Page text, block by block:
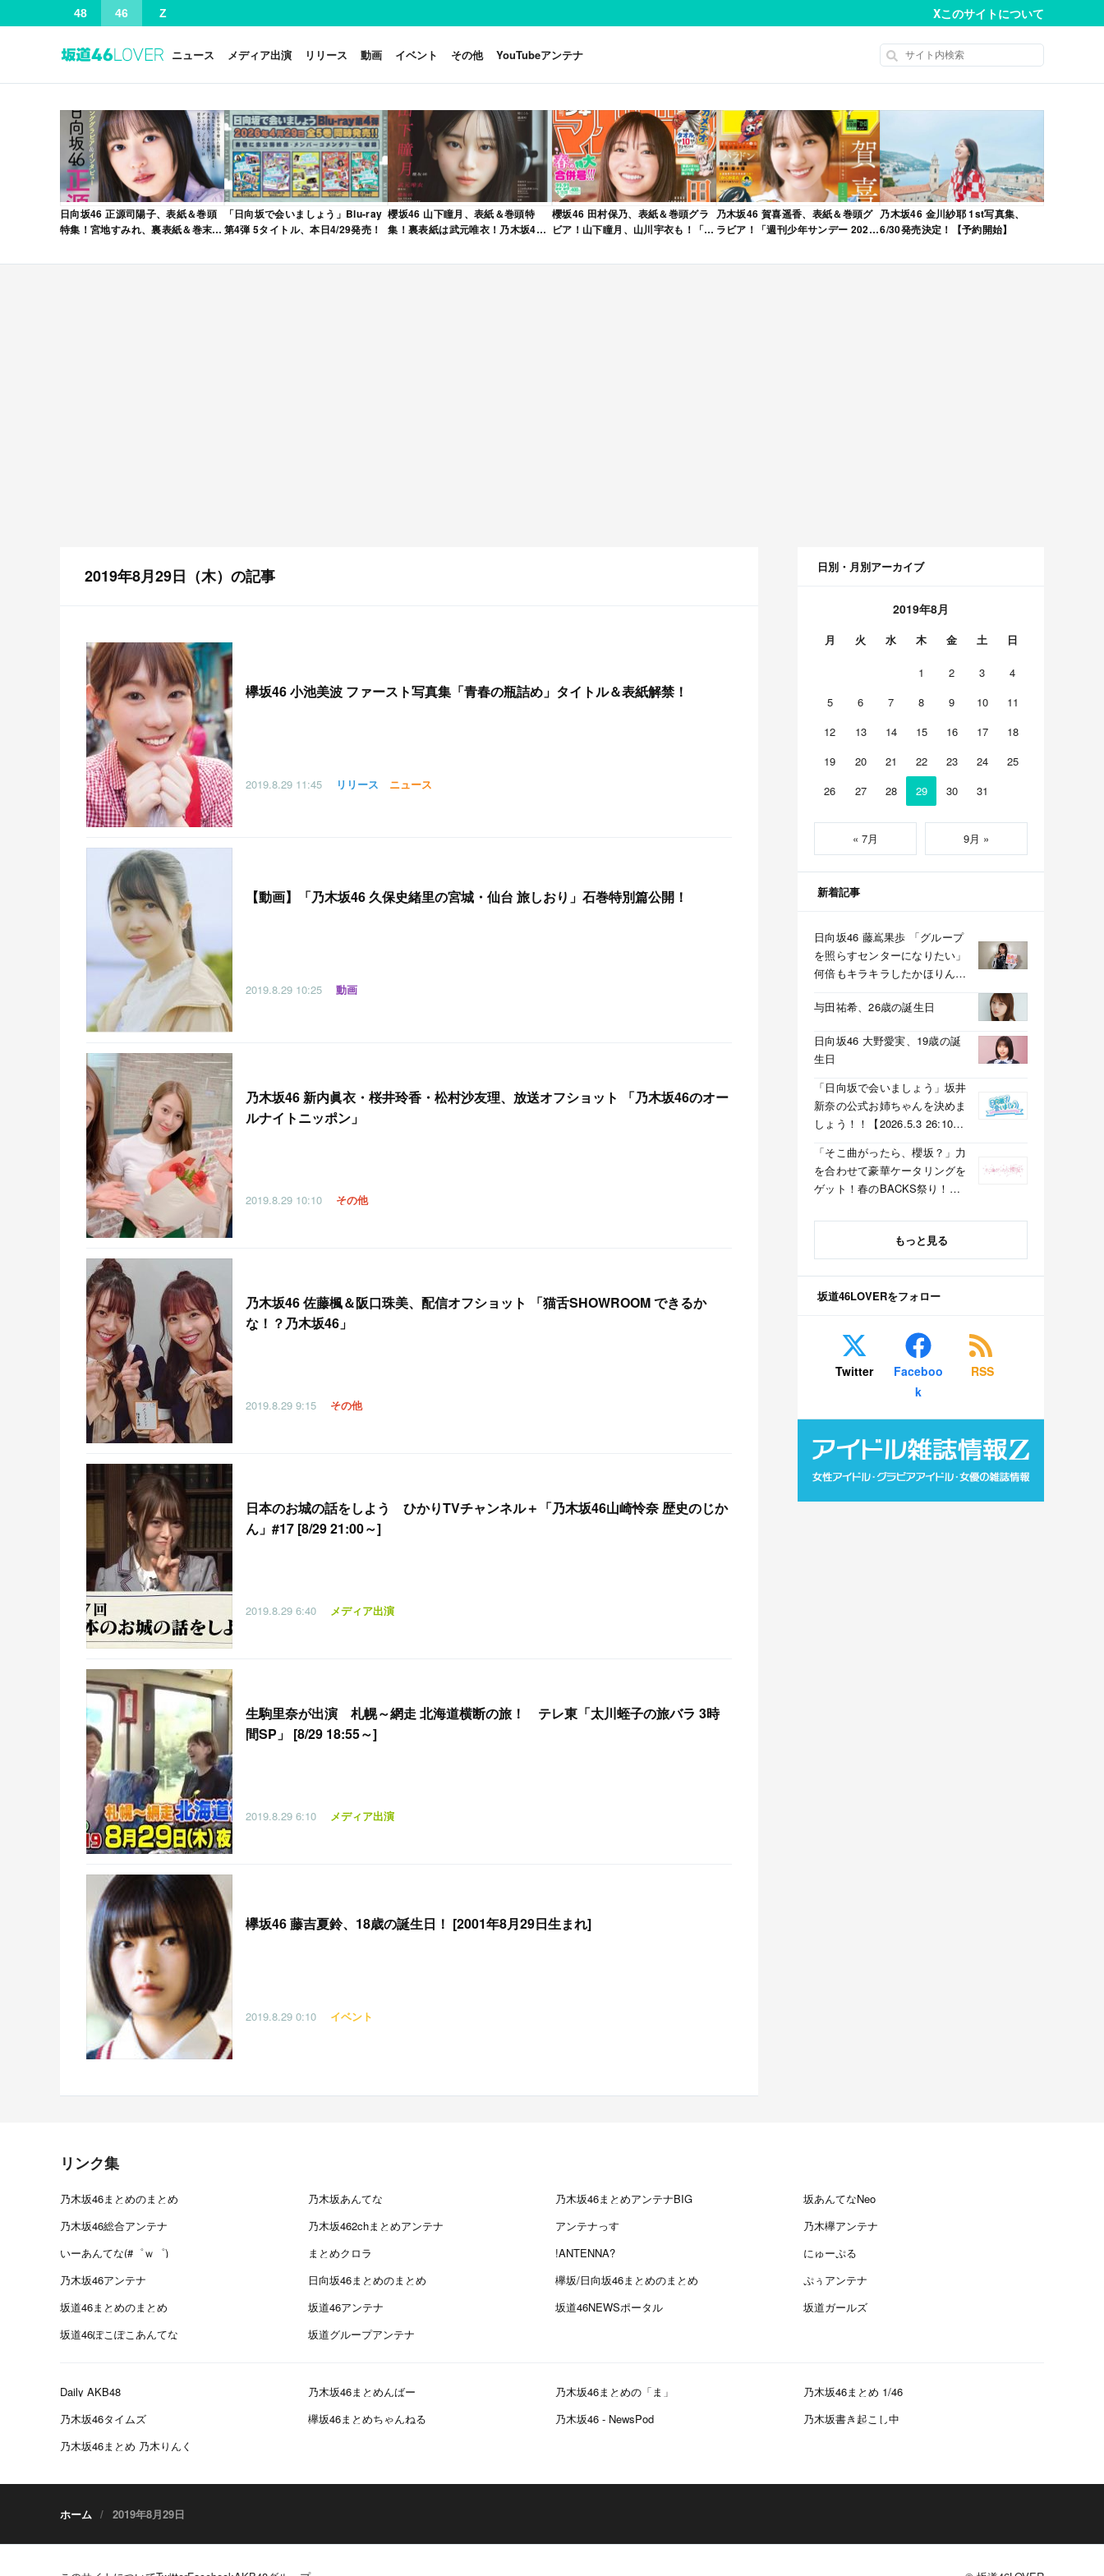
48 46 Z Xこのサイトについて
ニュース メディア出演 リリース 動画 イベント その他 YouTubeアンテナ
日向坂46 正源司陽子、表紙＆巻頭
特集！宮地すみれ、裏表紙＆巻末特
VOL.12」本日4/30発売！
「日向坂で会いましょう」Blu-ray
第4弾 5タイトル、本日4/29発売！
櫻坂46 山下瞳月、表紙＆巻頭特
集！裏表紙は武元唯衣！乃木坂46
6月号」本日4/28発売！
櫻坂46 田村保乃、表紙＆巻頭グラ
ビア！山下瞳月、山川宇衣も！「週
合併号」本日4/28発売！
乃木坂46 賀喜遥香、表紙＆巻頭グ
ラビア！「週刊少年サンデー 2026
売！
乃木坂46 金川紗耶 1st写真集、
6/30発売決定！【予約開始】
2019年8月29日（木）の記事
欅坂46 小池美波 ファースト写真集「青春の瓶詰め」タイトル＆表紙解禁！
2019.8.29 11:45 リリース ニュース
【動画】「乃木坂46 久保史緒里の宮城・仙台 旅しおり」石巻特別篇公開！
2019.8.29 10:25 動画
乃木坂46 新内眞衣・桜井玲香・松村沙友理、放送オフショット 「乃木坂46のオー
ルナイトニッポン」
2019.8.29 10:10 その他
乃木坂46 佐藤楓＆阪口珠美、配信オフショット 「猫舌SHOWROOM できるか
な！？乃木坂46」
2019.8.29 9:15 その他
日本のお城の話をしよう ひかりTVチャンネル＋「乃木坂46山崎怜奈 歴史のじか
ん」#17 [8/29 21:00～]
2019.8.29 6:40 メディア出演
生駒里奈が出演 札幌～網走 北海道横断の旅！ テレ東「太川蛭子の旅バラ 3時
間SP」 [8/29 18:55～]
2019.8.29 6:10 メディア出演
欅坂46 藤吉夏鈴、18歳の誕生日！ [2001年8月29日生まれ]
2019.8.29 0:10 イベント
日別・月別アーカイブ
2019年8月
月 火 水 木 金 土 日
1 2 3
4
5
6 7 8 9 10
11
12
13 14 15 16 17
18
19
20 21 22 23 24
25
26
27 28 29 30 31
« 7月 9月 »
新着記事
日向坂46 藤嶌果歩 「グループ
を照らすセンターになりたい」
何倍もキラキラしたかほりんが
与田祐希、26歳の誕生日
日向坂46 大野愛実、19歳の誕
生日
「日向坂で会いましょう」坂井
新奈の公式お姉ちゃんを決めま
しょう！！【2026.5.3 26:10〜
「そこ曲がったら、櫻坂？」力
を合わせて豪華ケータリングを
ゲット！春のBACKS祭り！
京】
もっと見る
坂道46LOVERをフォロー
Twitter
Faceboo
k
RSS
リンク集
乃木坂46まとめのまとめ 乃木坂あんてな 乃木坂46まとめアンテナBIG
坂あんてなNeo
乃木坂46総合アンテナ
乃木坂462chまとめアンテナ アンテナっす
乃木欅アンテナ
いーあんてな(#゜ｗ゜)
まとめクロラ !ANTENNA?
にゅーぷる
乃木坂46アンテナ
日向坂46まとめのまとめ 欅坂/日向坂46まとめのまとめ
ぷぅアンテナ
坂道46まとめのまとめ
坂道46アンテナ 坂道46NEWSポータル
坂道ガールズ
坂道46ぽこぽこあんてな
坂道グループアンテナ
Daily AKB48 乃木坂46まとめんばー 乃木坂46まとめの「ま」
乃木坂46まとめ 1/46
乃木坂46タイムズ
欅坂46まとめちゃんねる 乃木坂46 - NewsPod
乃木坂書き起こし中
乃木坂46まとめ 乃木りんく
ホーム 2019年8月29日